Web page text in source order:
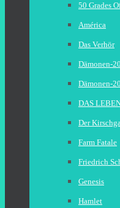
50 Grades
América
Das Verhör
Dämonen-
Dämonen-
DAS
Der
Farm Fatale
Friedrich
Genesis
Hamlet